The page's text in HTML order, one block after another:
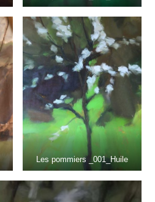
Les pommiers _001_Huile